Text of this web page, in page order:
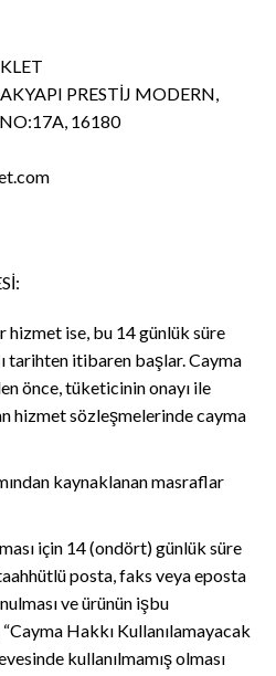
PRESTİJ MODERN,
16180
hizmet ise, bu 14 günlük süre
tarihten itibaren başlar. Cayma
önce, tüketicinin onayı ile
hizmet sözleşmelerinde cayma
kaynaklanan masraflar
için 14 (ondört) günlük süre
posta, faks veya eposta
ve ürünün işbu
Hakkı Kullanılamayacak
kullanılmamış olması